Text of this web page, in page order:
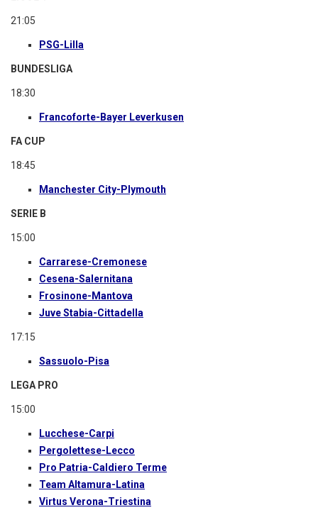
21:05
PSG-Lilla
BUNDESLIGA
18:30
Francoforte-Bayer Leverkusen
FA CUP
18:45
Manchester City-Plymouth
SERIE B
15:00
Carrarese-Cremonese
Cesena-Salernitana
Frosinone-Mantova
Juve Stabia-Cittadella
17:15
Sassuolo-Pisa
LEGA PRO
15:00
Lucchese-Carpi
Pergolettese-Lecco
Pro Patria-Caldiero Terme
Team Altamura-Latina
Virtus Verona-Triestina